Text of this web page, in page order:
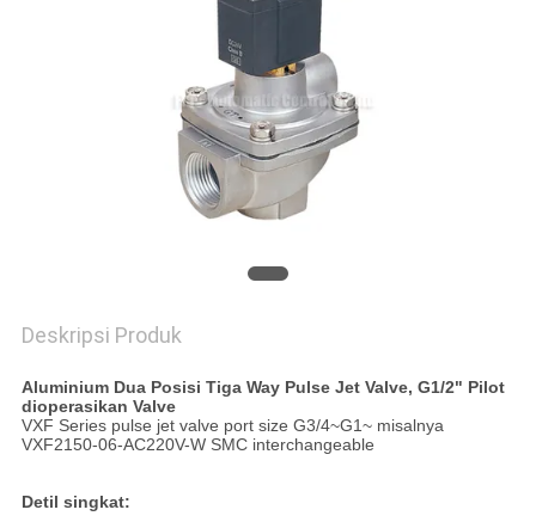
Deskripsi Produk
Aluminium Dua Posisi Tiga Way Pulse Jet Valve, G1/2" Pilot
dioperasikan Valve
VXF Series pulse jet valve port size G3/4~G1~ misalnya
VXF2150-06-AC220V-W SMC interchangeable
Detil singkat: